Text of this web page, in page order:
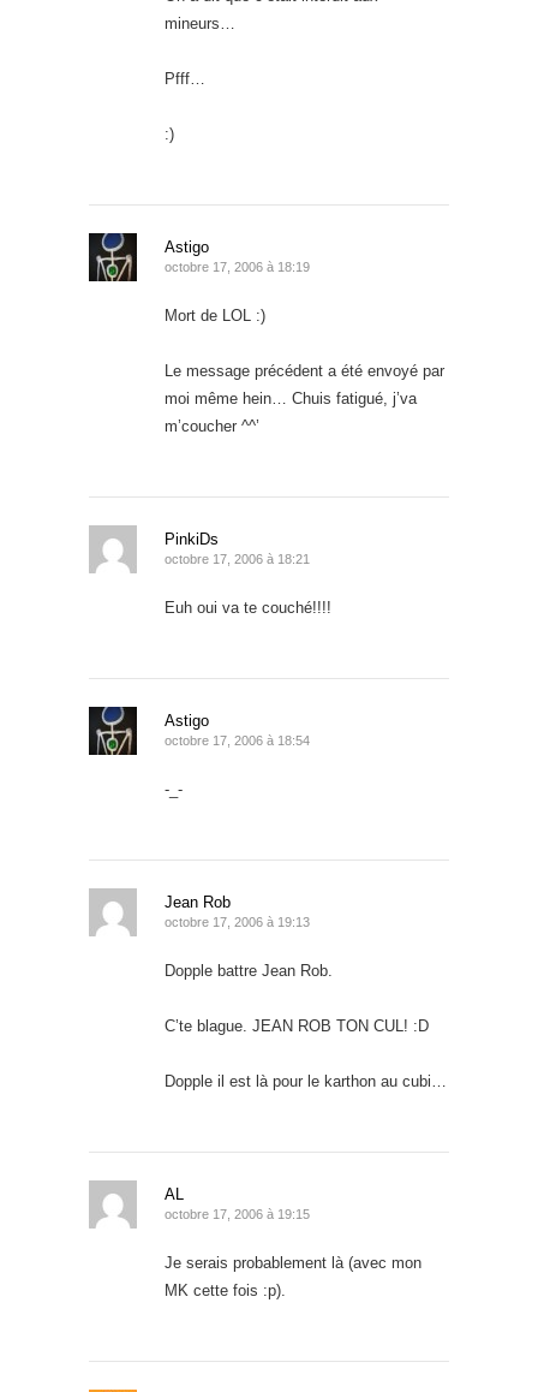
mineurs…
Pfff…
:)
Astigo
octobre 17, 2006 à 18:19
Mort de LOL :)
Le message précédent a été envoyé par
moi même hein… Chuis fatigué, j’va
m’coucher ^^’
PinkiDs
octobre 17, 2006 à 18:21
Euh oui va te couché!!!!
Astigo
octobre 17, 2006 à 18:54
-_-
Jean Rob
octobre 17, 2006 à 19:13
Dopple battre Jean Rob.
C’te blague. JEAN ROB TON CUL! :D
Dopple il est là pour le karthon au cubi…
AL
octobre 17, 2006 à 19:15
Je serais probablement là (avec mon
MK cette fois :p).